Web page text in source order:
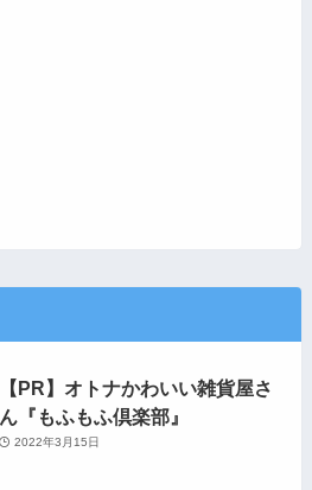
【PR】オトナかわいい雑貨屋さ
ん『もふもふ倶楽部』
2022年3月15日